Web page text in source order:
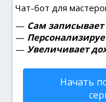
Чат-бот для
— Сам
—
— Увеличивает
Начать